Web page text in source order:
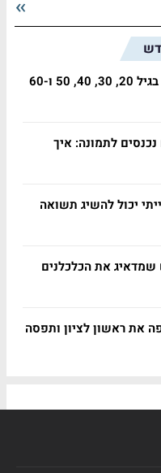
ו-60
לתמונה: איך
יכול להשיג תשואה
שמדאיג את הכלכלנים
את ראשון לציון ותפסה